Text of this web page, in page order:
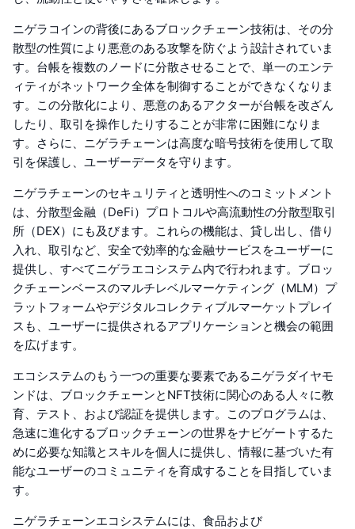
ニゲラコインの背後にあるブロックチェーン技術は、その分
散型の性質により悪意のある攻撃を防ぐよう設計されていま
す。台帳を複数のノードに分散させることで、単一のエンテ
ィティがネットワーク全体を制御することができなくなりま
す。この分散化により、悪意のあるアクターが台帳を改ざん
したり、取引を操作したりすることが非常に困難になりま
す。さらに、ニゲラチェーンは高度な暗号技術を使用して取
引を保護し、ユーザーデータを守ります。
ニゲラチェーンのセキュリティと透明性へのコミットメント
は、分散型金融（DeFi）プロトコルや高流動性の分散型取引
所（DEX）にも及びます。これらの機能は、貸し出し、借り
入れ、取引など、安全で効率的な金融サービスをユーザーに
提供し、すべてニゲラエコシステム内で行われます。ブロッ
クチェーンベースのマルチレベルマーケティング（MLM）プ
ラットフォームやデジタルコレクティブルマーケットプレイ
スも、ユーザーに提供されるアプリケーションと機会の範囲
を広げます。
エコシステムのもう一つの重要な要素であるニゲラダイヤモ
ンドは、ブロックチェーンとNFT技術に関心のある人々に教
育、テスト、および認証を提供します。このプログラムは、
急速に進化するブロックチェーンの世界をナビゲートするた
めに必要な知識とスキルを個人に提供し、情報に基づいた有
能なユーザーのコミュニティを育成することを目指していま
す。
ニゲラチェーンエコシステムには、食品および